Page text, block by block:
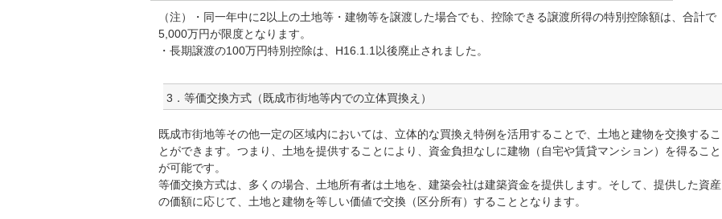
（注）・同一年中に2以上の土地等・建物等を譲渡した場合でも、控除できる譲渡所得の特別控除額は、合計で
5,000万円が限度となります。
・長期譲渡の100万円特別控除は、H16.1.1以後廃止されました。
3．等価交換方式（既成市街地等内での立体買換え）
既成市街地等その他一定の区域内においては、立体的な買換え特例を活用することで、土地と建物を交換するこ
とができます。つまり、土地を提供することにより、資金負担なしに建物（自宅や賃貸マンション）を得ること
が可能です。
等価交換方式は、多くの場合、土地所有者は土地を、建築会社は建築資金を提供します。そして、提供した資産
の価額に応じて、土地と建物を等しい価値で交換（区分所有）することとなります。